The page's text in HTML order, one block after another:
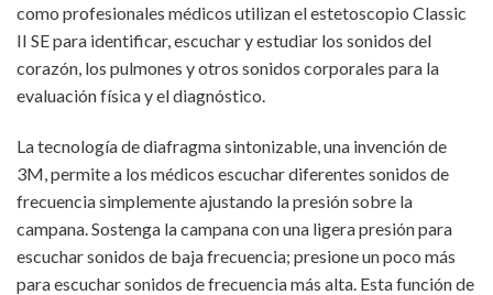
como profesionales médicos utilizan el estetoscopio Classic
II SE para identificar, escuchar y estudiar los sonidos del
corazón, los pulmones y otros sonidos corporales para la
evaluación física y el diagnóstico.
La tecnología de diafragma sintonizable, una invención de
3M, permite a los médicos escuchar diferentes sonidos de
frecuencia simplemente ajustando la presión sobre la
campana. Sostenga la campana con una ligera presión para
escuchar sonidos de baja frecuencia; presione un poco más
para escuchar sonidos de frecuencia más alta. Esta función de